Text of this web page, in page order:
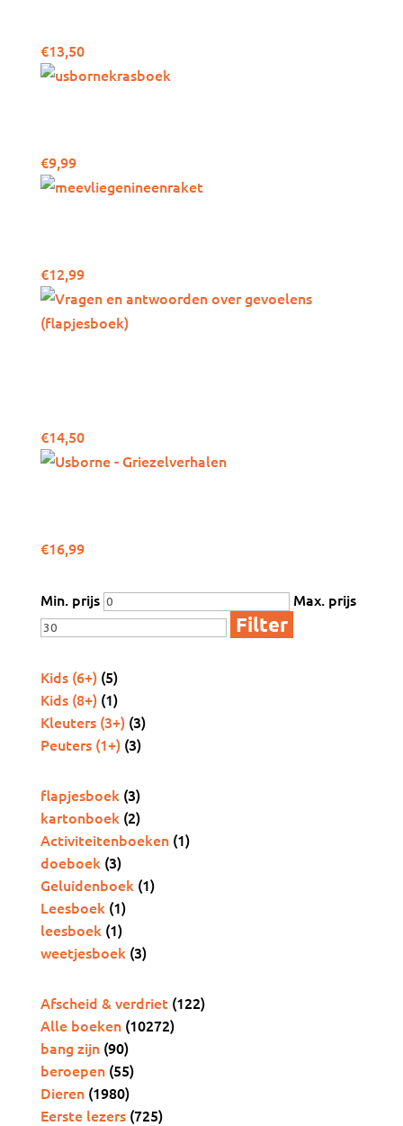
€13,50
€9,99
€12,99
€14,50
€16,99
Min. prijs Max. prijs
Filter
Kids (6+) (5)
Kids (8+) (1)
Kleuters (3+) (3)
Peuters (1+) (3)
flapjesboek (3)
kartonboek (2)
Activiteitenboeken (1)
doeboek (3)
Geluidenboek (1)
Leesboek (1)
leesboek (1)
weetjesboek (3)
Afscheid & verdriet (122)
Alle boeken (10272)
bang zijn (90)
beroepen (55)
Dieren (1980)
Eerste lezers (725)